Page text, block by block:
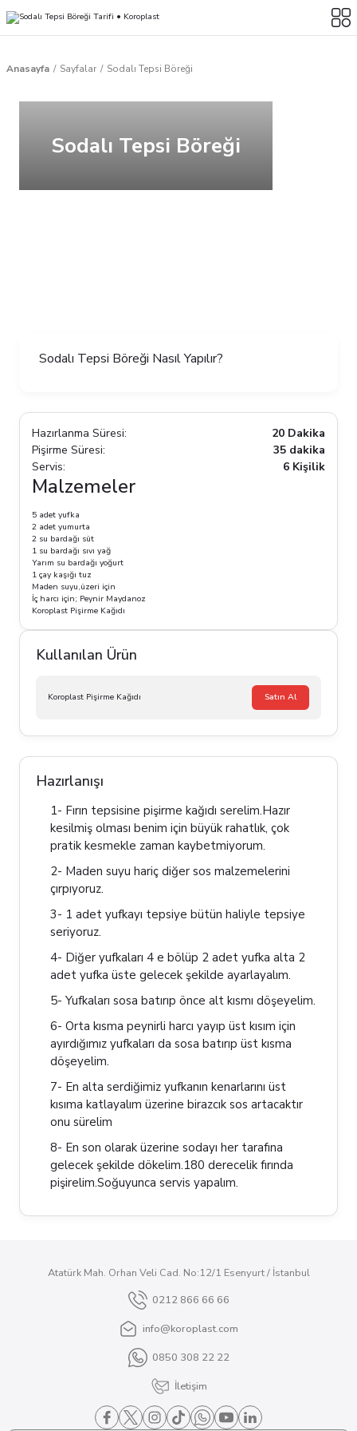
Anasayfa Sayfalar Sodalı Tepsi Böreği
Sodalı Tepsi Böreği
Sodalı Tepsi Böreği Nasıl Yapılır?
Hazırlanma Süresi:
20 Dakika
Pişirme Süresi:
35 dakika
Servis:
6 Kişilik
Malzemeler
5 adet yufka
2 adet yumurta
2 su bardağı süt
1 su bardağı sıvı yağ
Yarım su bardağı yoğurt
1 çay kaşığı tuz
Maden suyu,üzeri için
İç harcı için; Peynir Maydanoz
Koroplast Pişirme Kağıdı
Kullanılan Ürün
Koroplast Pişirme Kağıdı Satın Al
Hazırlanışı
1- Fırın tepsisine pişirme kağıdı serelim.Hazır
kesilmiş olması benim için büyük rahatlık, çok
pratik kesmekle zaman kaybetmiyorum.
2- Maden suyu hariç diğer sos malzemelerini
çırpıyoruz.
3- 1 adet yufkayı tepsiye bütün haliyle tepsiye
seriyoruz.
4- Diğer yufkaları 4 e bölüp 2 adet yufka alta 2
adet yufka üste gelecek şekilde ayarlayalım.
5- Yufkaları sosa batırıp önce alt kısmı döşeyelim.
6- Orta kısma peynirli harcı yayıp üst kısım için
ayırdığımız yufkaları da sosa batırıp üst kısma
döşeyelim.
7- En alta serdiğimiz yufkanın kenarlarını üst
kısıma katlayalım üzerine birazcık sos artacaktır
onu sürelim
8- En son olarak üzerine sodayı her tarafına
gelecek şekilde dökelim.180 derecelik fırında
pişirelim.Soğuyunca servis yapalım.
Atatürk Mah. Orhan Veli Cad. No:12/1 Esenyurt / İstanbul
0212 866 66 66
info@koroplast.com
0850 308 22 22
İletişim